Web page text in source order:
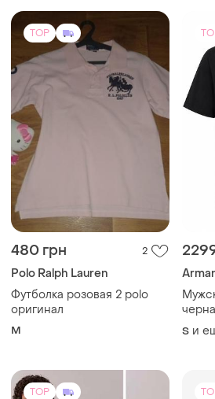
TOP
480 грн 2
Polo Ralph Lauren
Футболка розовая 2 polo
оригинал
M S и
TOP